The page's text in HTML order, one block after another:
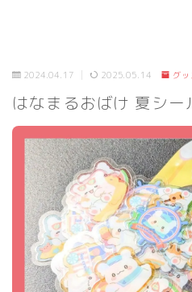
2024.04.17 2025.05.14 グッ
はなまるおばけ 夏シー